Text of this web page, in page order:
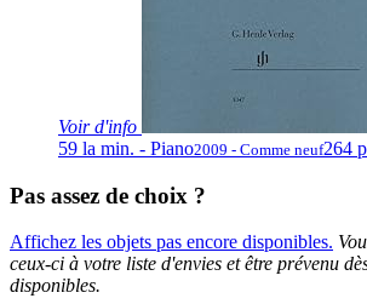
Voir d'info
59 la min. - Piano2009 - Comme neuf264
Pas assez de choix ?
Affichez les objets pas encore disponibles.
ceux-ci à votre liste d'envies et être prévenu
disponibles.